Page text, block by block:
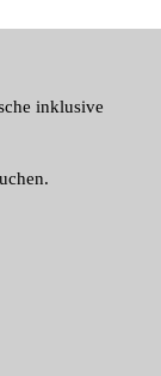
inklusive